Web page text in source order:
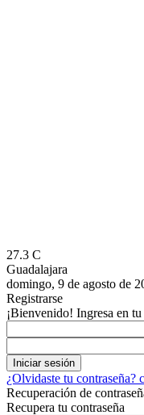
27.3 C
Guadalajara
domingo, 9 de agosto de
Registrarse
¡Bienvenido! Ingresa en tu
¿Olvidaste tu contraseña?
Recuperación de
Recupera tu contraseña